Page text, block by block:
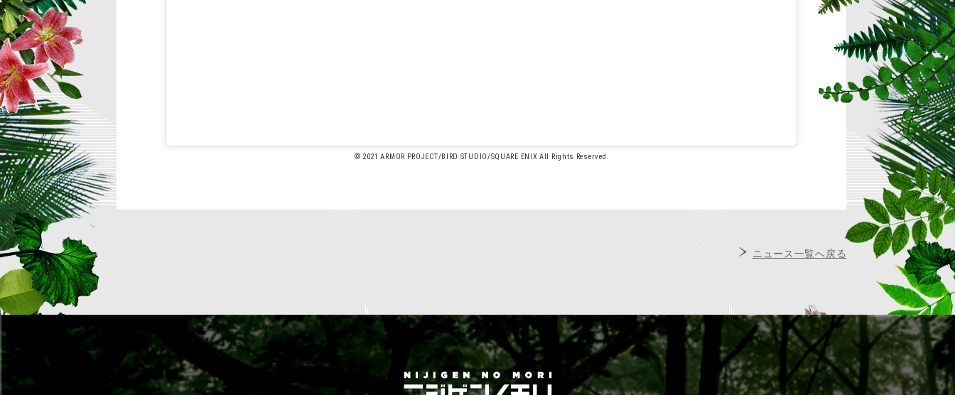
© 2021 ARMOR PROJECT/BIRD STUDIO/SQUARE ENIX All Rights Reserved.
ニュース一覧へ戻る